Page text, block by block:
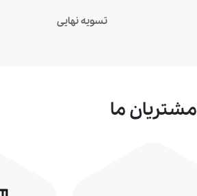
تسویه نهایی
مشتریان ما